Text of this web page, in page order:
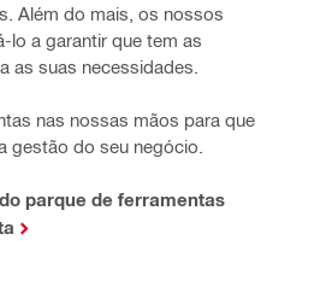
Além do mais, os nossos
lo a garantir que tem as
as suas necessidades.
nas nossas mãos para que
gestão do seu negócio.
parque de ferramentas